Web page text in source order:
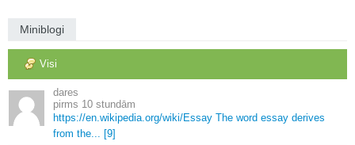
Miniblogi
Visi
dares
10 stundām
https://en.wikipedia.org/wiki/Essay The word essay derives
from the... [9]